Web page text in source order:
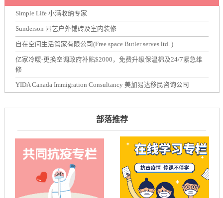
Simple Life 小满收纳专家
Sunderson 园艺户外铺砖及室内装修
自在空间生活管家有限公司(Free space Butler serves ltd. )
亿家冷暖-更换空调政府补贴$2000，免费升级保温棉及24/7紧急维
修
YIDA Canada Immigration Consultancy 美加易达移民咨询公司
部落推荐